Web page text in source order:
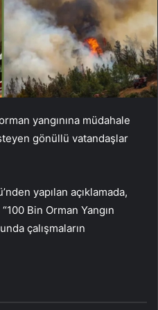
yangınına müdahale
gönüllü vatandaşlar
yapılan açıklamada,
Bin Orman Yangın
çalışmaların